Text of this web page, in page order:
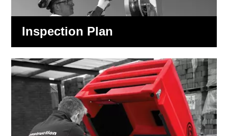
Inspection Plan